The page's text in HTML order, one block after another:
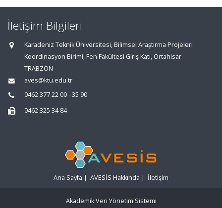
İletişim Bilgileri
Karadeniz Teknik Üniversitesi, Bilimsel Araştırma Projeleri
Koordinasyon Birimi, Fen Fakültesi Giriş Katı, Ortahisar
TRABZON
aves@ktu.edu.tr
0462 377 22 00 - 35 90
0462 325 34 84
Ana Sayfa | AVESİS Hakkında | İletişim
Akademik Veri Yönetim Sistemi